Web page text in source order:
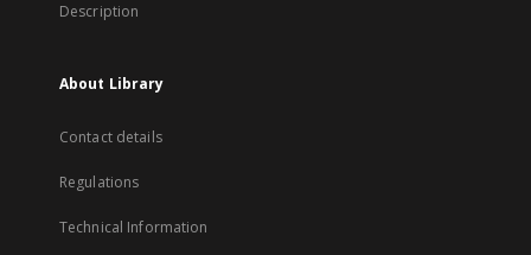
Description
About Library
Contact details
Regulations
Technical Information